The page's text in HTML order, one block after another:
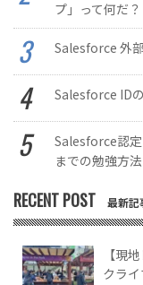
プ」って何だ？
Salesforce 外
Salesforce ID
Salesforce認
までの勉強方法
RECENT POST 最新記
【現
クライ